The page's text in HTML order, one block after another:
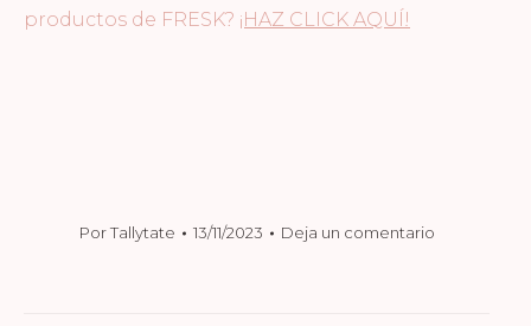
productos de FRESK? ¡HAZ CLICK AQUÍ!
PorTallytate 13/11/2023 Deja un comentario